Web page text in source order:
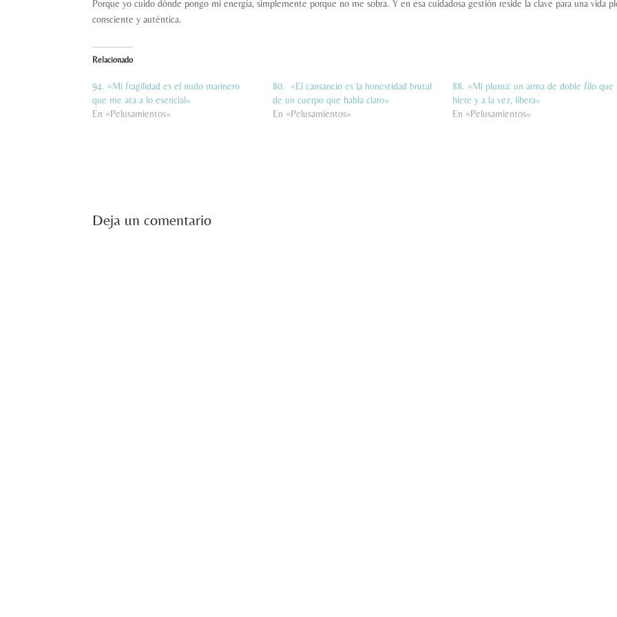
Porque yo cuido dónde pongo mi energía, simplemente porque no me sobra. Y en esa cuidadosa gestión reside la clave para una vida
consciente y auténtica.
Relacionado
94. «Mi fragilidad es el nudo marinero
que me ata a lo esencial»
En «Pelusamientos»
80. «El cansancio es la honestidad brutal
de un cuerpo que habla claro»
En «Pelusamientos»
88. «Mi pluma: un arma de doble filo que
hiere y a la vez, libera»
En «Pelusamientos»
Deja un comentario